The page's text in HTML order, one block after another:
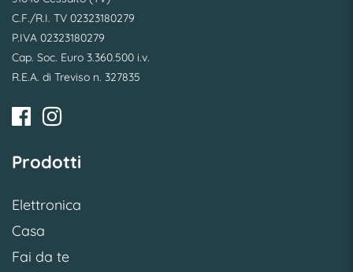
C.F./R.I. TV 02323180279
P.IVA 02323180279
Cap. Soc. Euro 3.360.500 i.v.
R.E.A. di Treviso n. 327835
Prodotti
Elettronica
Casa
Fai da te